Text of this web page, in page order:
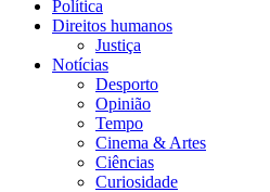
Política
Direitos humanos
Justiça
Notícias
Desporto
Opinião
Tempo
Cinema & Artes
Ciências
Curiosidade